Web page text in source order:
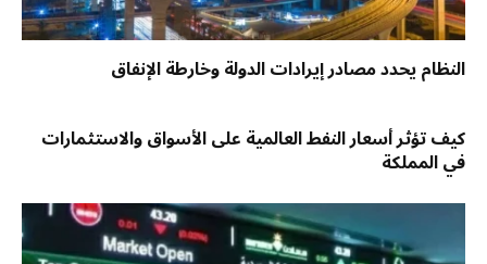
النظام يحدد مصادر إيرادات الدولة وخارطة الإنفاق
كيف تؤثر أسعار النفط العالمية على الأسواق والاستثمارات
في المملكة